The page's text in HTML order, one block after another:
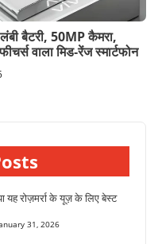
बैटरी, 50MP कैमरा,
वाला मिड‑रेंज स्मार्टफोन
यह रोज़मर्रा के यूज़ के लिए बेस्ट
31, 2026